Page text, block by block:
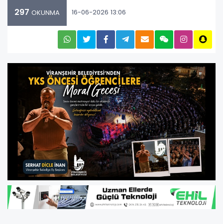
297 OKUNMA 16-06-2026 13:06